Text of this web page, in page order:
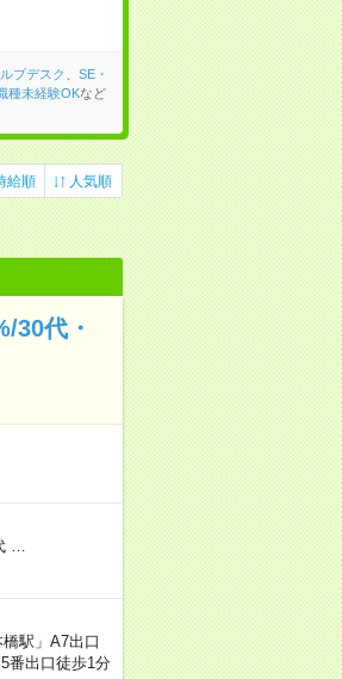
プデスク
SE・
種未経験OKなど
給順 人気順
30代・
…
駅」A7出口
番出口徒歩1分